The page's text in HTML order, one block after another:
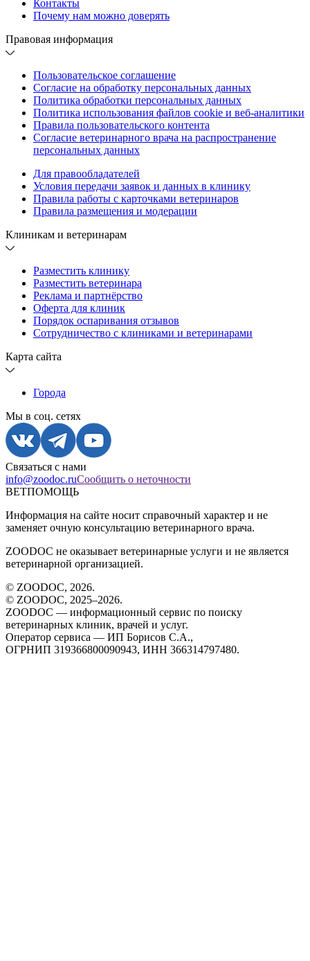
Контакты
Почему нам можно доверять
Правовая информация
Пользовательское соглашение
Согласие на обработку персональных данных
Политика обработки персональных данных
Политика использования файлов cookie и веб-аналитики
Правила пользовательского контента
Согласие ветеринарного врача на распространение
персональных данных
Для правообладателей
Условия передачи заявок и данных в клинику
Правила работы с карточками ветеринаров
Правила размещения и модерации
Клиникам и ветеринарам
Разместить клинику
Разместить ветеринара
Реклама и партнёрство
Оферта для клиник
Порядок оспаривания отзывов
Сотрудничество с клиниками и ветеринарами
Карта сайта
Города
Мы в соц. сетях
Связаться с нами
info@zoodoc.ruСообщить о неточности
ВЕТПОМОЩЬ
Информация на сайте носит справочный характер и не
заменяет очную консультацию ветеринарного врача.
ZOODOC не оказывает ветеринарные услуги и не является
ветеринарной организацией.
© ZOODOC, 2026.
© ZOODOC, 2025–2026.
ZOODOC — информационный сервис по поиску
ветеринарных клиник, врачей и услуг.
Оператор сервиса — ИП Борисов С.А.,
ОГРНИП 319366800090943, ИНН 366314797480.